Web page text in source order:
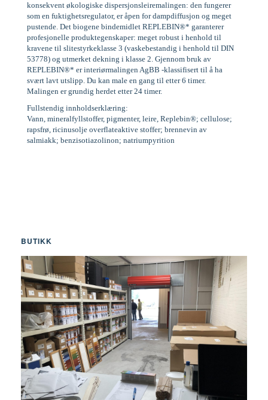
konsekvent økologiske dispersjonsleiremalingen: den fungerer
som en fuktighetsregulator, er åpen for dampdiffusjon og meget
pustende. Det biogene bindemidlet REPLEBIN®* garanterer
profesjonelle produktegenskaper: meget robust i henhold til
kravene til slitestyrkeklasse 3 (vaskebestandig i henhold til DIN
53778) og utmerket dekning i klasse 2. Gjennom bruk av
REPLEBIN®* er interiørmalingen AgBB -klassifisert til å ha
svært lavt utslipp. Du kan male en gang til etter 6 timer.
Malingen er grundig herdet etter 24 timer.
Fullstendig innholdserklæring:
Vann, mineralfyllstoffer, pigmenter, leire, Replebin®; cellulose;
rapsfrø, ricinusolje overflateaktive stoffer; brennevin av
salmiakk; benzisotiazolinon; natriumpyrition
BUTIKK